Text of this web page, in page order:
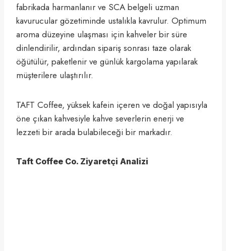
fabrikada harmanlanır ve SCA belgeli uzman
kavurucular gözetiminde ustalıkla kavrulur. Optimum
aroma düzeyine ulaşması için kahveler bir süre
dinlendirilir, ardından sipariş sonrası taze olarak
öğütülür, paketlenir ve günlük kargolama yapılarak
müşterilere ulaştırılır.
TAFT Coffee, yüksek kafein içeren ve doğal yapısıyla
öne çıkan kahvesiyle kahve severlerin enerji ve
lezzeti bir arada bulabileceği bir markadır.
Taft Coffee Co. Ziyaretçi Analizi